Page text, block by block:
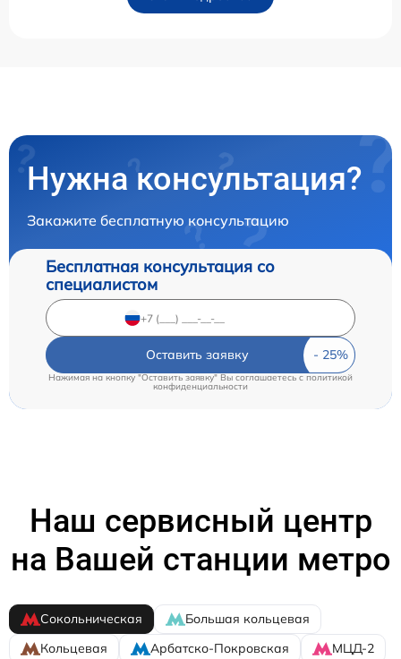
Нужна консультация?
Закажите бесплатную консультацию
Бесплатная консультация со
специалистом
Оставить заявку
Нажимая на кнопку "Оставить заявку" Вы соглашаетесь cполитикой
конфиденциальности
Наш сервисный центр
на Вашей станции метро
Сокольническая
Большая кольцевая
Кольцевая
Арбатско-Покровская
МЦД-2